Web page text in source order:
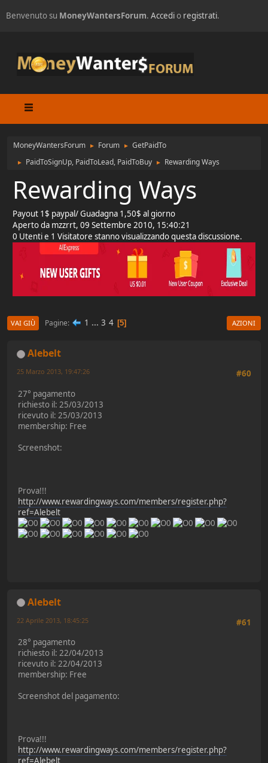
Benvenuto su MoneyWantersForum. Accedio registrati.
MoneyWantersForum ► Forum ► GetPaidTo
► PaidToSignUp, PaidToLead, PaidToBuy ► Rewarding Ways
Rewarding Ways
Payout 1$ paypal/ Guadagna 1,50$ al giorno
Aperto da mzzrrt, 09 Settembre 2010, 15:40:21
0 Utenti e 1 Visitatore stanno visualizzando questa discussione.
VAI GIÙ Pagine 1 ... 3 4 5 AZIONI
Alebelt
#60
25 Marzo 2013, 19:47:26
27° pagamento
richiesto il: 25/03/2013
ricevuto il: 25/03/2013
membership: Free
Screenshot:
Prova!!!
http://www.rewardingways.com/members/register.php?
ref=Alebelt
Alebelt
#61
22 Aprile 2013, 18:45:25
28° pagamento
richiesto il: 22/04/2013
ricevuto il: 22/04/2013
membership: Free
Screenshot del pagamento:
Prova!!!
http://www.rewardingways.com/members/register.php?
ref=Alebelt